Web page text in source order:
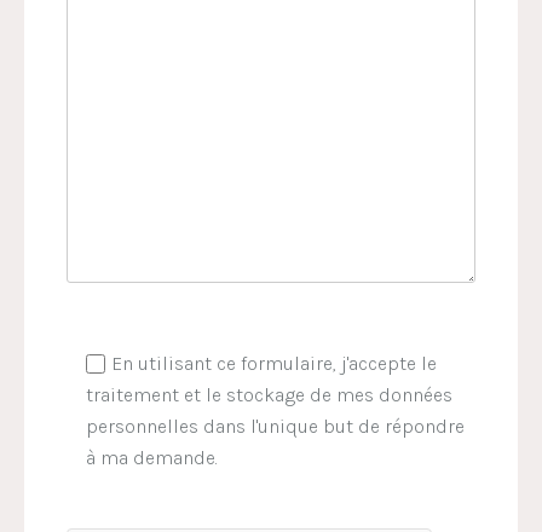
En utilisant ce formulaire, j'accepte le
traitement et le stockage de mes données
personnelles dans l'unique but de répondre
à ma demande.